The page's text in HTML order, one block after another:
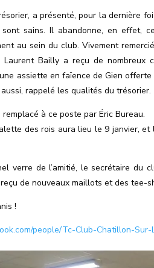
a présenté, pour la dernière
sains. Il abandonne, en effet,
au sein du club. Vivement
Laurent Bailly a reçu de nombreux
assiette en faïence de Gien offerte
rappelé les qualités du trésorier.
à ce poste par Éric Bureau.
des rois aura lieu le 9 janvier,
verre de l’amitié, le secrétaire du
de nouveaux maillots et des tee-
!
people/Tc-Club-Chatillon-Sur-